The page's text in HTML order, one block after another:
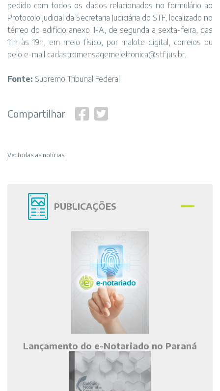
pedido com todos os dados relacionados no formulário ao
Protocolo Judicial da Secretaria Judiciária do STF, localizado no
térreo do edifício anexo II-A, de segunda a sexta-feira, das
11h às 19h, em meio físico, por malote digital, correios ou
pelo e-mail cadastromensagemeletronica@stf.jus.br.
Fonte: Supremo Tribunal Federal
Compartilhar
Ver todas as notícias
PUBLICAÇÕES
Lançamento do e-Notariado no Paraná